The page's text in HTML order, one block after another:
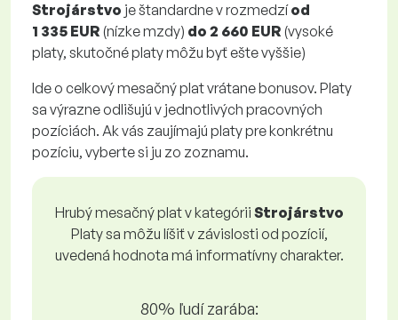
Strojárstvo je štandardne v rozmedzíod
1 335 EUR (nízke mzdy) do 2 660 EUR (vysoké
platy, skutočné platy môžu byť ešte vyššie)
Ide o celkový mesačný plat vrátane bonusov. Platy
sa výrazne odlišujú v jednotlivých pracovných
pozíciách. Ak vás zaujímajú platy pre konkrétnu
pozíciu, vyberte si ju zo zoznamu.
Hrubý mesačný plat v kategórii Strojárstvo
Platy sa môžu líšiť v závislosti od pozícií,
uvedená hodnota má informatívny charakter.
80% ľudí zarába: